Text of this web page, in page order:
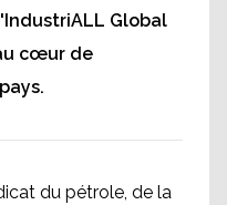
Global
cœur de
du pétrole, de la